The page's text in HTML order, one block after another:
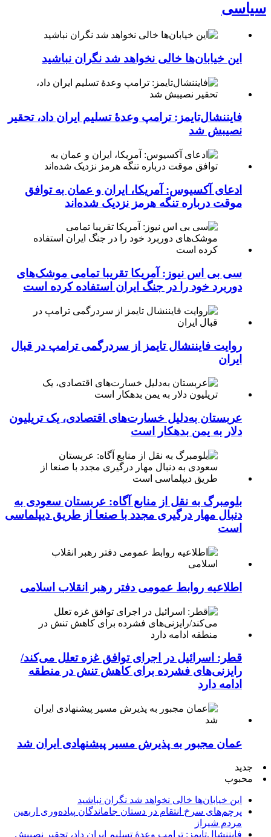
سیاسی
این خیابان‌ها خالی نخواهد شد نگران نباشید
فایننشال‌تایمز: ترامپ وعدۀ تسلیم ایران داد، تحقیر
نصیبش شد
ادعای آکسیوس: آمریکا، ایران و عمان به توافق
موقت درباره تنگه هرمز نزدیک شده‌اند
سی بی اس نیوز: آمریکا تقریبا تمامی موشک‌های
دوربرد خود را در جنگ ایران استفاده کرده است
روایت فایننشال تایمز از سردرگمی ترامپ در قبال
ایران
عربستان به‌دلیل خسارت‌های اقتصادی، یک تریلیون
دلار به یمن بدهکار است
بلومبرگ به نقل از منابع آگاه: عربستان سعودی به
دنبال مهار درگیری مجدد با صنعا از طریق دیپلماسی
است
اطلاعیه روابط عمومی دفتر رهبر انقلاب اسلامی
قطر: اسرائیل در اجرای توافق غزه تعلل می‌کند/
رایزنی‌های فشرده برای کاهش تنش در منطقه
ادامه دارد
عمان مجبور به پذیرش مسیر پیشنهادی ایران شد
جدید
محبوب
این خیابان‌ها خالی نخواهد شد نگران نباشید
پرچم‌های سرخ انتقام در دستان جاماندگان پیاده‌وری اربعین
مردم شیراز
فایننشال‌تایمز: ترامپ وعدۀ تسلیم ایران داد، تحقیر نصیبش